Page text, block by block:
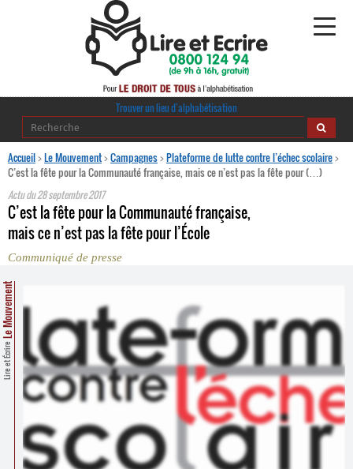
Alphabétisation
·
Comprendre et parler
Bienvenue en Belgique
Espace presse
Contacts
Trouver un lieu d’alphabétisation
Trouver un lieu d’alphabétisation
Accueil>Le Mouvement>Campagnes>Plateforme de lutte contre l’échec scolaire>
C’est la fête pour la Communauté française, mais ce n’est pas la fête pour (…)
Actu du28 septembre 2017
C’est la fête pour la Communauté française,
mais ce n’est pas la fête pour l’École
Communiqué de presse
Lire et Écrire
Le Mouvement